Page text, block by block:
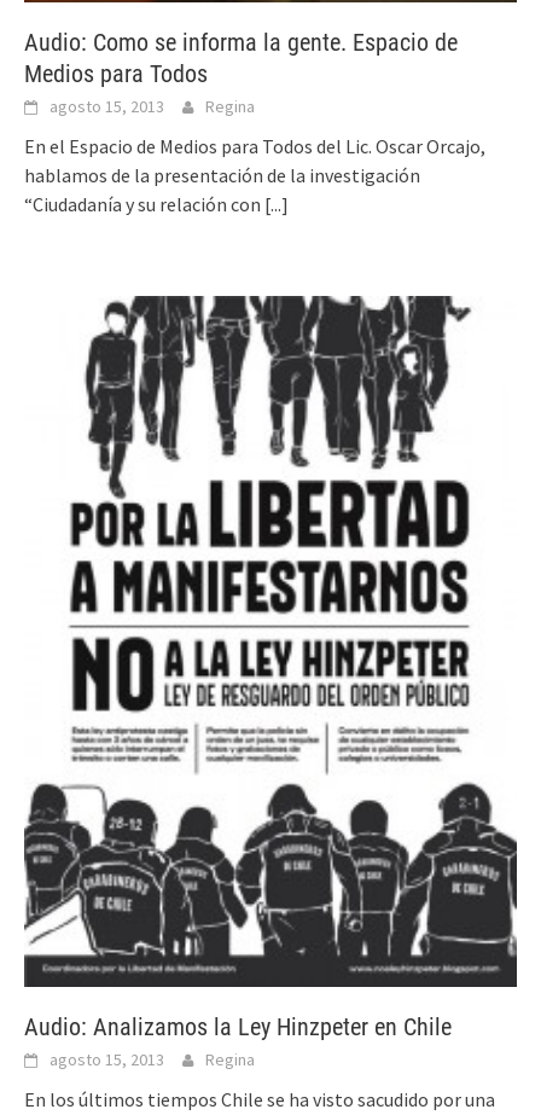
Audio: Como se informa la gente. Espacio de
Medios para Todos
agosto 15, 2013 Regina
En el Espacio de Medios para Todos del Lic. Oscar Orcajo,
hablamos de la presentación de la investigación
“Ciudadanía y su relación con [...]
Audio: Analizamos la Ley Hinzpeter en Chile
agosto 15, 2013 Regina
En los últimos tiempos Chile se ha visto sacudido por una